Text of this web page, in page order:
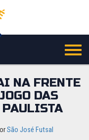
NA FRENTE
DAS
São José Futsal